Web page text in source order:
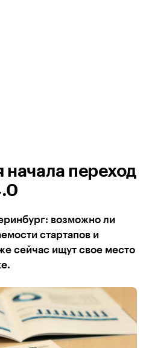
начала переход
возможно ли
стартапов и
сейчас ищут свое место